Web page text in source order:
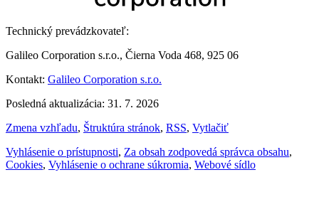
Technický prevádzkovateľ:
Galileo Corporation s.r.o., Čierna Voda 468, 925 06
Kontakt: Galileo Corporation s.r.o.
Posledná aktualizácia: 31. 7. 2026
Zmena vzhľadu, Štruktúra stránok, RSS, Vytlačiť
Vyhlásenie o prístupnosti, Za obsah zodpovedá správca obsahu,
Cookies, Vyhlásenie o ochrane súkromia, Webové sídlo